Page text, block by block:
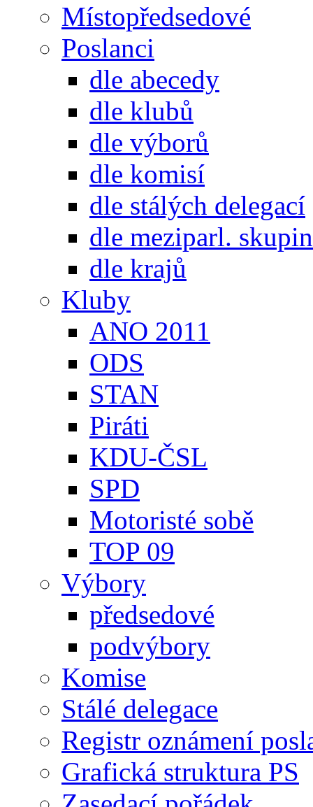
Místopředsedové
Poslanci
dle abecedy
dle klubů
dle výborů
dle komisí
dle stálých delegací
dle meziparl. skupin
dle krajů
Kluby
ANO 2011
ODS
STAN
Piráti
KDU-ČSL
SPD
Motoristé sobě
TOP 09
Výbory
předsedové
podvýbory
Komise
Stálé delegace
Registr oznámení
Grafická struktura PS